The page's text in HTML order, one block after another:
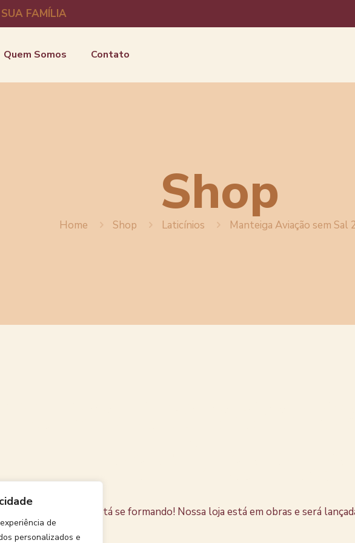
de
personalizados e
FAMÍLIA
Quem Somos Contato
Shop
Home Shop Laticínios Manteiga Aviação sem Sal
Algo grande está se formando! Nossa loja está em obras e será